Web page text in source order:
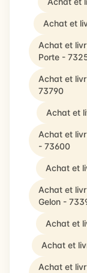
Achat et
Achat et
Porte -
Achat et
73790
Achat et
Achat et
- 73600
Achat et
Achat et
Gelon -
Achat et
Achat et
Achat et